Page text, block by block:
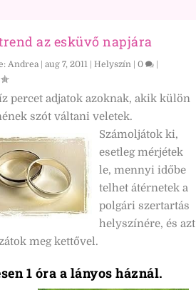
az esküvő napjára
Andrea |aug 7, 2011 |Helyszín |0
percet adjatok azoknak, akik külön
szót váltani veletek.
Számoljátok ki,
esetleg mérjétek
le, mennyi időbe
telhet átérnetek a
polgári szertartás
helyszínére, és azt
meg kettővel.
1 óra a lányos háznál.